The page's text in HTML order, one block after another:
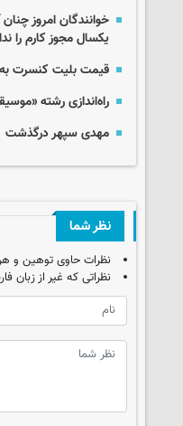
خوانندگان امروز
یکسال مجوز کارم را
قیمت بلیت کنسرت‌ به مرز ۳ میلیون
راه‌اندازی رشته
مهدی سپهر درگذشت
نظر شما
نظرات حاوی توهین و
نظراتی که غیر از زبان